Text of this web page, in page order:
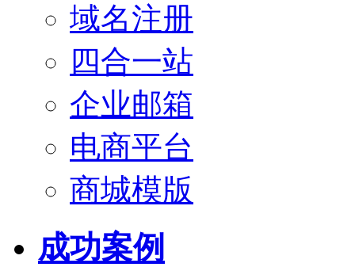
域名注册
四合一站
企业邮箱
电商平台
商城模版
成功案例